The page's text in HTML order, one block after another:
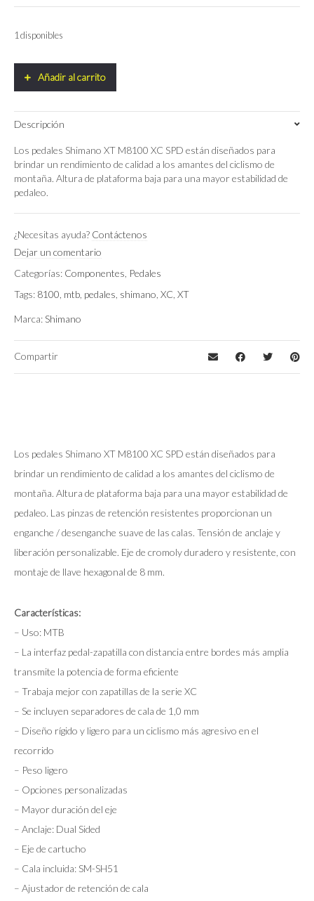
originalactual
1 disponibles
Añadir al carrito
Descripción
Los pedales Shimano XT M8100 XC SPD están diseñados para
brindar un rendimiento de calidad a los amantes del ciclismo de
montaña. Altura de plataforma baja para una mayor estabilidad de
pedaleo.
¿Necesitas ayuda? Contáctenos
Dejar un comentario
Categorías: Componentes, Pedales
Tags: 8100, mtb, pedales, shimano, XC, XT
Marca: Shimano
Compartir
Los pedales Shimano XT M8100 XC SPD están diseñados para
brindar un rendimiento de calidad a los amantes del ciclismo de
montaña. Altura de plataforma baja para una mayor estabilidad de
pedaleo. Las pinzas de retención resistentes proporcionan un
enganche / desenganche suave de las calas. Tensión de anclaje y
liberación personalizable. Eje de cromoly duradero y resistente, con
montaje de llave hexagonal de 8 mm.
Características:
– Uso: MTB
– La interfaz pedal-zapatilla con distancia entre bordes más amplia
transmite la potencia de forma eficiente
– Trabaja mejor con zapatillas de la serie XC
– Se incluyen separadores de cala de 1,0 mm
– Diseño rígido y ligero para un ciclismo más agresivo en el
recorrido
– Peso ligero
– Opciones personalizadas
– Mayor duración del eje
– Anclaje: Dual Sided
– Eje de cartucho
– Cala incluida: SM-SH51
– Ajustador de retención de cala